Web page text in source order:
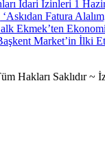
Hakları Saklıdır ~